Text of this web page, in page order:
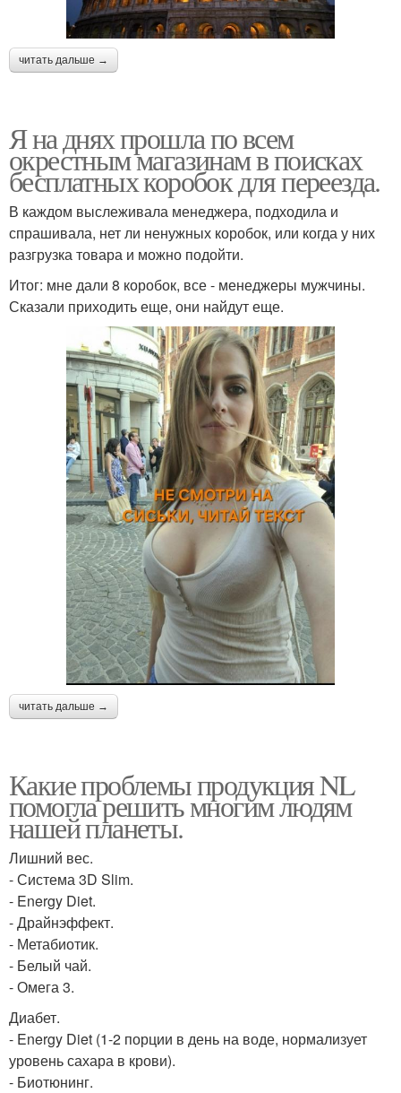
читать дальше →
Я на днях прошла по всем
окрестным магазинам в поисках
бесплатных коробок для переезда.
В каждом выслеживала менеджера, подходила и
спрашивала, нет ли ненужных коробок, или когда у них
разгрузка товара и можно подойти.
Итог: мне дали 8 коробок, все - менеджеры мужчины.
Сказали приходить еще, они найдут еще.
читать дальше →
Какие проблемы продукция NL
помогла решить многим людям
нашей планеты.
Лишний вес.
- Система 3D Slim.
- Energy Diet.
- Драйнэффект.
- Метабиотик.
- Белый чай.
- Омега 3.
Диабет.
- Energy Diet (1-2 порции в день на воде, нормализует
уровень сахара в крови).
- Биотюнинг.